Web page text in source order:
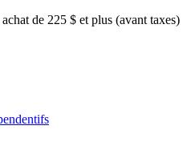
de 225 $ et plus (avant taxes)